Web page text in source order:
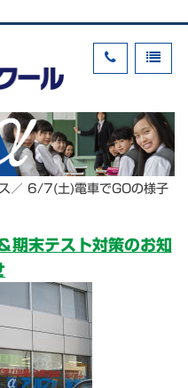
／ 6/7(土)電車でGOの様子
末テスト対策のお知